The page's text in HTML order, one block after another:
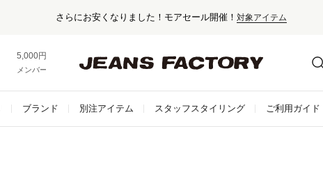
さらにお安くなりました！モアセール開催！ 対象アイテム
5,000円以上お買い上げで送料無料！
メンバー登録でお得な情報をゲット。さらに詳しく
ブランド 別注アイテム スタッフスタイリング ご利用ガイド